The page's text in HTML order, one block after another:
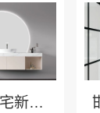
邯郸至臻全宅新材料有限公司·邯山健康设计引领全宅新风尚